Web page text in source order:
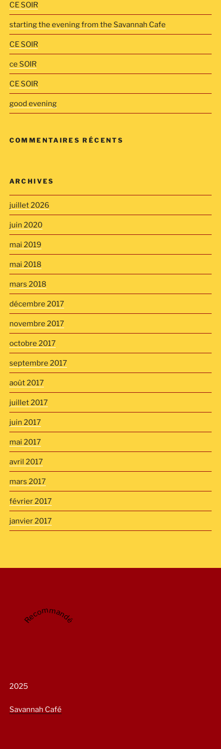
CE SOIR
starting the evening from the Savannah Cafe
CE SOIR
ce SOIR
CE SOIR
good evening
COMMENTAIRES RÉCENTS
ARCHIVES
juillet 2026
juin 2020
mai 2019
mai 2018
mars 2018
décembre 2017
novembre 2017
octobre 2017
septembre 2017
août 2017
juillet 2017
juin 2017
mai 2017
avril 2017
mars 2017
février 2017
janvier 2017
Recommandé
2025
Savannah Café